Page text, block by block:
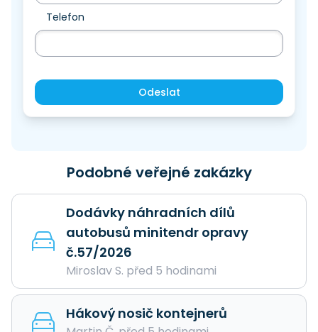
Telefon
Odeslat
Podobné veřejné zakázky
Dodávky náhradních dílů
autobusů minitendr opravy
č.57/2026
Miroslav S. před 5 hodinami
Hákový nosič kontejnerů